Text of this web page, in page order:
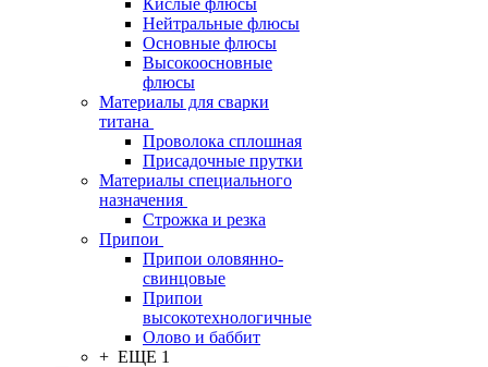
Кислые флюсы
Нейтральные флюсы
Основные флюсы
Высокоосновные
флюсы
Материалы для сварки
титана
Проволока сплошная
Присадочные прутки
Материалы специального
назначения
Строжка и резка
Припои
Припои оловянно-
свинцовые
Припои
высокотехнологичные
Олово и баббит
+ ЕЩЕ 1